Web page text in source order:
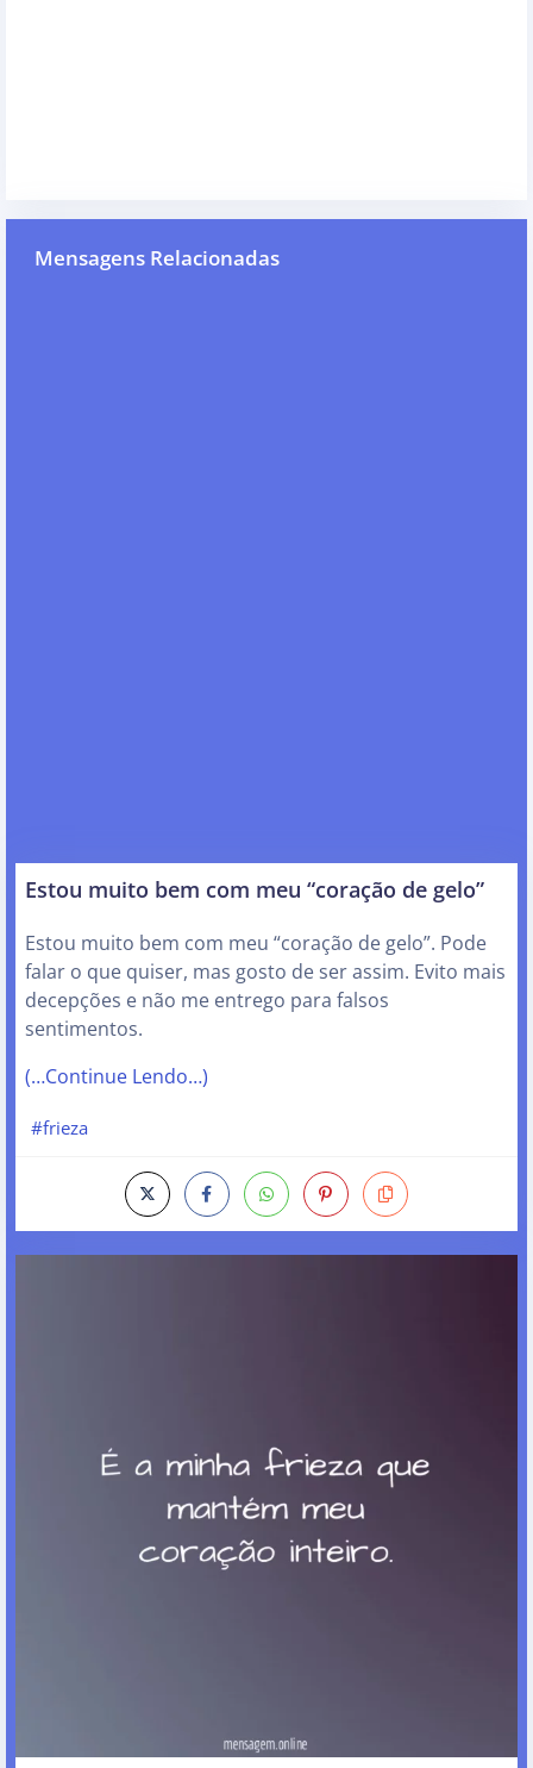
Mensagens Relacionadas
Estou muito bem com meu “coração de gelo”
Estou muito bem com meu “coração de gelo”. Pode
falar o que quiser, mas gosto de ser assim. Evito mais
decepções e não me entrego para falsos
sentimentos.
(…Continue Lendo…)
#frieza